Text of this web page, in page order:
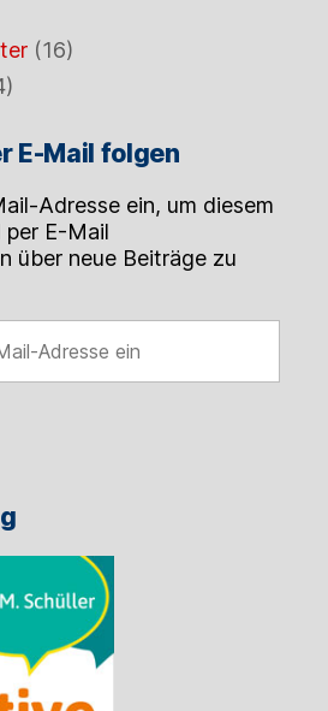
(16)
E-Mail folgen
Adresse ein, um diesem
per E-Mail
über neue Beiträge zu